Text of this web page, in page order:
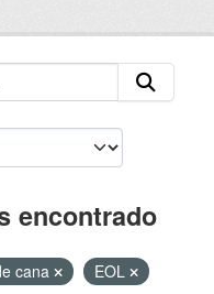
encontrado
cana
EOL